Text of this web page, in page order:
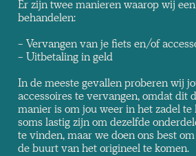
Er zijn twee manieren waarop wij
behandelen:
- Vervangen van je fiets en/of
- Uitbetaling in geld
In de meeste gevallen proberen wij
accessoires te vervangen, omdat dit
manier is om jou weer in het zadel
soms lastig zijn om dezelfde
te vinden, maar we doen ons best
de buurt van het origineel te komen.